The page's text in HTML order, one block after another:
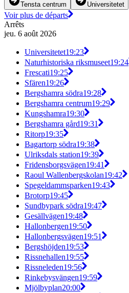
Tensta centrum Universitetet
Voir plus de départs
Arrêts
jeu. 6 août 2026
Universitetet19:23
Naturhistoriska riksmuseet19:24
Frescati19:25
Sfären19:26
Bergshamra södra19:28
Bergshamra centrum19:29
Kungshamra19:30
Bergshamra gård19:31
Ritorp19:35
Bagartorp södra19:38
Ulriksdals station19:39
Fridensborgsvägen19:41
Raoul Wallenbergskolan19:42
Spegeldammsparken19:43
Brotorp19:45
Sundbypark södra19:47
Gesällvägen19:48
Hallonbergen19:50
Hallonbergsvägen19:51
Bergshöjden19:53
Rissnehallen19:55
Rissneleden19:56
Rinkebysvängen19:59
Mjölbyplan20:00